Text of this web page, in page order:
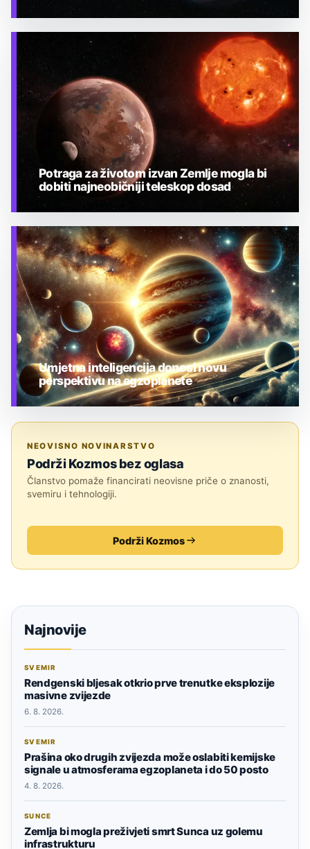
TEHNOLOGIJA
TEHNOLOGIJA
Potraga za životom izvan Zemlje mogla bi
dobiti najneobičniji teleskop dosad
Umjetna inteligencija donosi novu
perspektivu na egzoplanete
NEOVISNO NOVINARSTVO
Podrži Kozmos bez oglasa
Članstvo pomaže financirati neovisne priče o znanosti,
svemiru i tehnologiji.
Podrži Kozmos
Najnovije
SVEMIR
Rendgenski bljesak otkrio prve trenutke eksplozije
masivne zvijezde
6. 8. 2026.
SVEMIR
Prašina oko drugih zvijezda može oslabiti kemijske
signale u atmosferama egzoplaneta i do 50 posto
4. 8. 2026.
SUNCE
Zemlja bi mogla preživjeti smrt Sunca uz golemu
infrastrukturu